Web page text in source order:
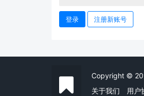
登录 注册新账号
Copyright ©
关于我们
用户